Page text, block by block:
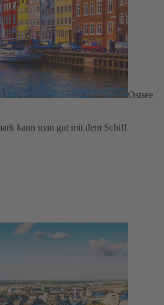
Ostsee
kann man gut mit dem Schiff